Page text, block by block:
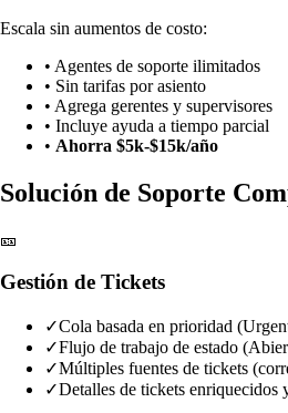
Escala sin aumentos de costo:
• Agentes de soporte ilimitados
• Sin tarifas por asiento
• Agrega gerentes y supervisores
• Incluye ayuda a tiempo parcial
• Ahorra $5k-$15k/año
Solución de Soporte
🎫
Gestión de Tickets
✓Cola basada en prioridad
✓Flujo de trabajo de estado
✓Múltiples fuentes de tickets
✓Detalles de tickets enriquecidos